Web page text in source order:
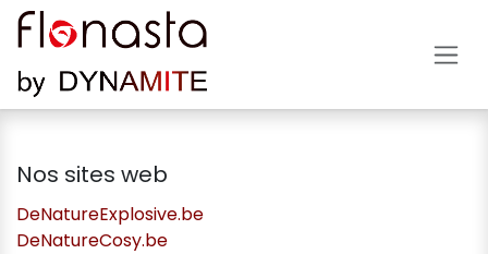
Se rendre au contenu
Nos sites web
DeNatureExplosive.be
DeNatureCosy.be